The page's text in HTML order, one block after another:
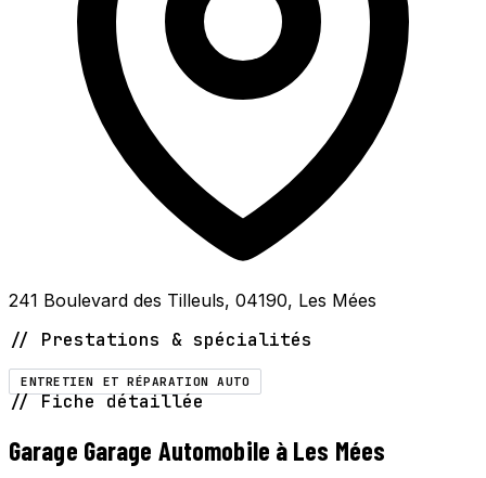
241 Boulevard des Tilleuls, 04190, Les Mées
// Prestations & spécialités
ENTRETIEN ET RÉPARATION AUTO
// Fiche détaillée
Garage Garage Automobile à Les Mées